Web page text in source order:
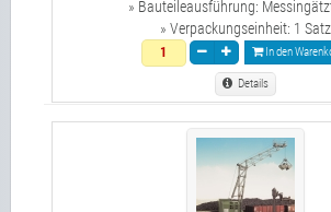
» Bauteileausführung:
» Verpackungseinheit: 1 Satz
In den
Details